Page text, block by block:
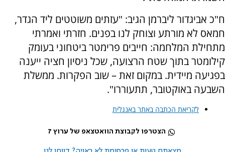
ח"כ אביגדור ליברמן הגיב: "עזתים משוטטים ליד הגדר,
חמאס לא מורתע וצוחק לנו בפנים. חזרתי ואמרתי
מתחילת המלחמה: חייבים פרימטר ביטחוני בעומק
קילומטר בתוך שטח הרצועה, שכל ניסיון חציה ייענה
בפגיעה מיידית. במקום זאת – שוב הפקרות. ממשלת
השבעה באוקטובר, תתעוררו".
לקריאת הכתבה באתר באנגלית
הצטרפו לקבוצת הוואטצאפ של ערוץ 7